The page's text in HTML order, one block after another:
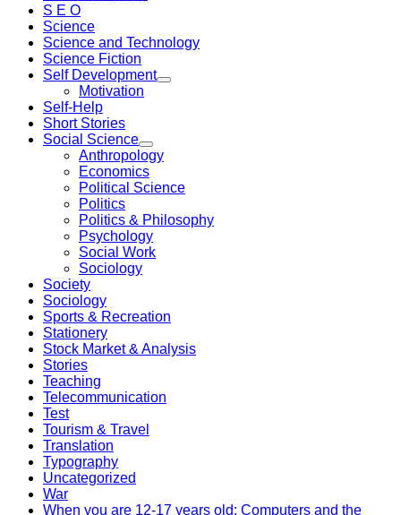
S E O
Science
Science and Technology
Science Fiction
Self Development
Motivation
Self-Help
Short Stories
Social Science
Anthropology
Economics
Political Science
Politics
Politics & Philosophy
Psychology
Social Work
Sociology
Society
Sociology
Sports & Recreation
Stationery
Stock Market & Analysis
Stories
Teaching
Telecommunication
Test
Tourism & Travel
Translation
Typography
Uncategorized
War
When you are 12-17 years old: Computers and the